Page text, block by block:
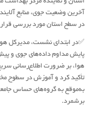
آخرین وضعیت جوی، منابع
در سطح استان مورد بررسی
✅در ابتدای نشست، مدیرکل
پایش مداوم داده‌های جوی و
هوا، بر ضرورت اطلاع‌رسانی
تأکید کرد و آموزش در سطوح
به‌موقع به گروه‌های حساس
برشمرد.